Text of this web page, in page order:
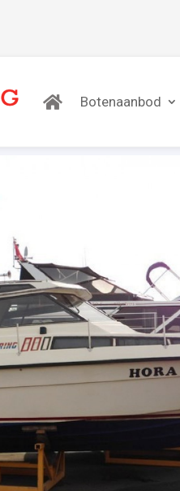
Botenaanbod